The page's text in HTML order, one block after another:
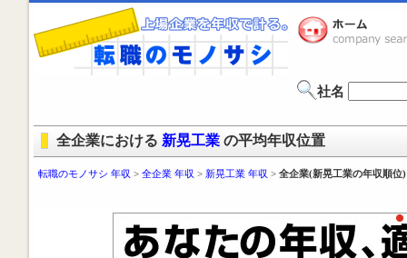
社名
全企業における 新晃工業 の平均年収位置
転職のモノサシ 年収 > 全企業 年収 > 新晃工業 年収 > 全企業(新晃工業の年収順位)